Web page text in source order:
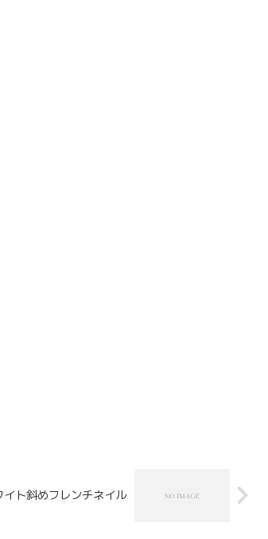
イト斜めフレンチネイル